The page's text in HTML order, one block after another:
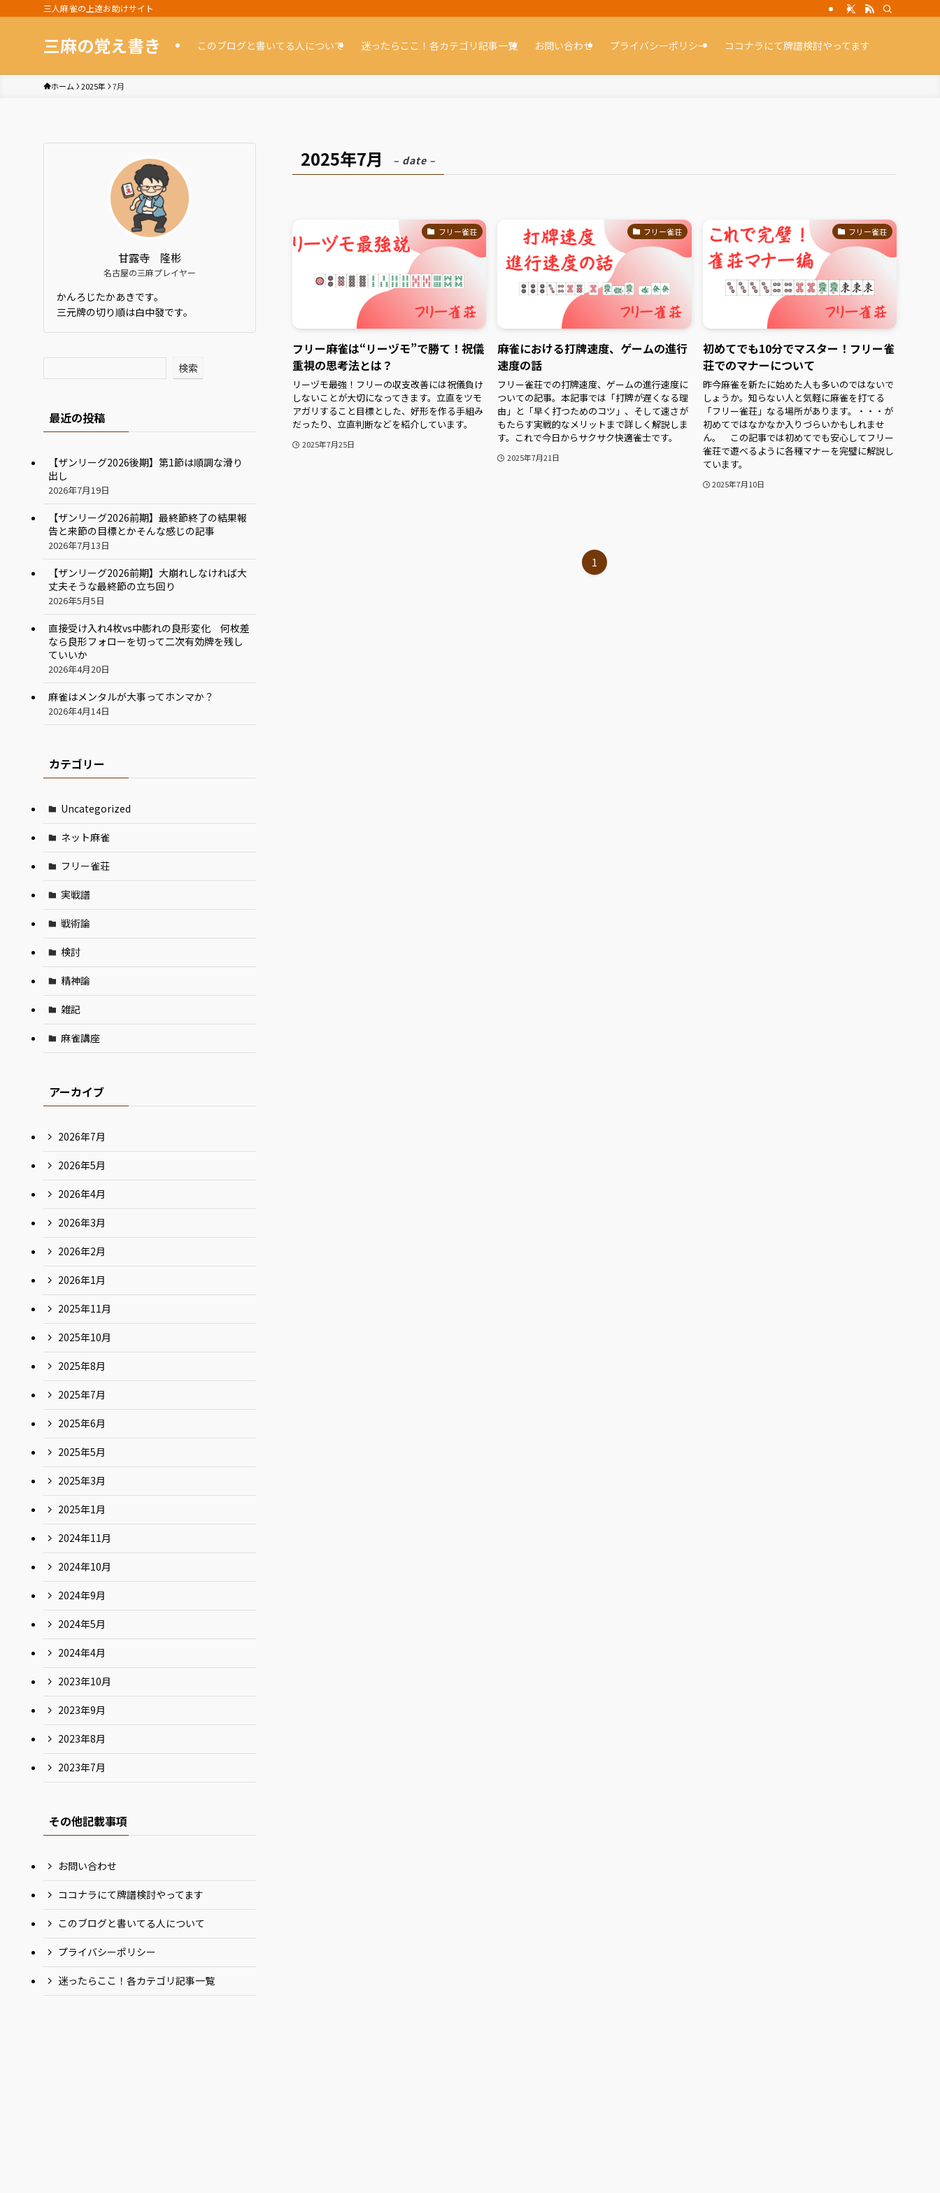
三人麻雀の上達お助けサイト
三麻の覚え書き このブログと書いてる人について 迷ったらここ！各カテゴリ記事一覧 お問い合わせ プライバシーポリシー ココナラにて牌譜検討やってます
ホーム 2025年 7月
2025年7月 – date –
フリー雀荘
フリー麻雀は“リーヅモ”で勝て！祝儀
重視の思考法とは？
リーヅモ最強！フリーの収支改善には祝儀負け
しないことが大切になってきます。立直をツモ
アガリすること目標とした、好形を作る手組み
だったり、立直判断などを紹介しています。
2025年7月25日
フリー雀荘
麻雀における打牌速度、ゲームの進行
速度の話
フリー雀荘での打牌速度、ゲームの進行速度に
ついての記事。本記事では「打牌が遅くなる理
由」と「早く打つためのコツ」、そして速さが
もたらす実戦的なメリットまで詳しく解説しま
す。これで今日からサクサク快適雀士です。
2025年7月21日
フリー雀荘
初めてでも10分でマスター！フリー雀
荘でのマナーについて
昨今麻雀を新たに始めた人も多いのではないで
しょうか。知らない人と気軽に麻雀を打てる
「フリー雀荘」なる場所があります。・・・が
初めてではなかなか入りづらいかもしれませ
ん。 この記事では初めてでも安心してフリー
雀荘で遊べるように各種マナーを完璧に解説し
ています。
2025年7月10日
1
甘露寺 隆彬
名古屋の三麻プレイヤー
かんろじたかあきです。
三元牌の切り順は白中發です。
検索
最近の投稿
【ザンリーグ2026後期】第1節は順調な滑り
出し
2026年7月19日
【ザンリーグ2026前期】最終節終了の結果報
告と来節の目標とかそんな感じの記事
2026年7月13日
【ザンリーグ2026前期】大崩れしなければ大
丈夫そうな最終節の立ち回り
2026年5月5日
直接受け入れ4枚vs中膨れの良形変化 何枚差
なら良形フォローを切って二次有効牌を残し
ていいか
2026年4月20日
麻雀はメンタルが大事ってホンマか？
2026年4月14日
カテゴリー
Uncategorized
ネット麻雀
フリー雀荘
実戦譜
戦術論
検討
精神論
雑記
麻雀講座
アーカイブ
2026年7月
2026年5月
2026年4月
2026年3月
2026年2月
2026年1月
2025年11月
2025年10月
2025年8月
2025年7月
2025年6月
2025年5月
2025年3月
2025年1月
2024年11月
2024年10月
2024年9月
2024年5月
2024年4月
2023年10月
2023年9月
2023年8月
2023年7月
その他記載事項
お問い合わせ
ココナラにて牌譜検討やってます
このブログと書いてる人について
プライバシーポリシー
迷ったらここ！各カテゴリ記事一覧